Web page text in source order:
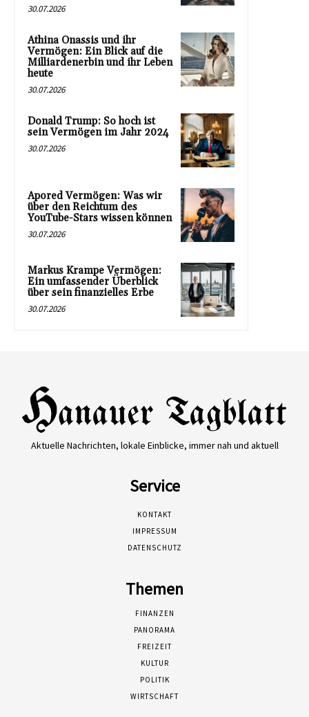
30.07.2026
Athina Onassis und ihr
Vermögen: Ein Blick auf die
Milliardenerbin und ihr Leben
heute
30.07.2026
Donald Trump: So hoch ist
sein Vermögen im Jahr 2024
30.07.2026
Apored Vermögen: Was wir
über den Reichtum des
YouTube-Stars wissen können
30.07.2026
Markus Krampe Vermögen:
Ein umfassender Überblick
über sein finanzielles Erbe
30.07.2026
Aktuelle Nachrichten, lokale Einblicke, immer nah und aktuell
Service
KONTAKT
IMPRESSUM
DATENSCHUTZ
Themen
FINANZEN
PANORAMA
FREIZEIT
KULTUR
POLITIK
WIRTSCHAFT